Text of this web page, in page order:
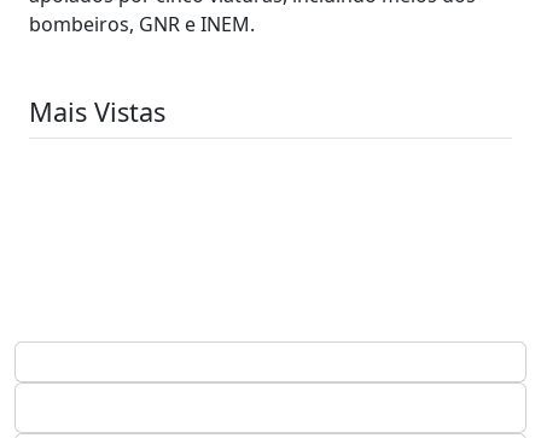
bombeiros, GNR e INEM.
Mais Vistas